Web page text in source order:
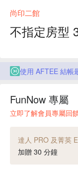
尚印二館
不指定房型
使用 AFTEE 結帳
FunNow 專屬
立即了解會員專屬回
達人 PRO 及菁英
加贈 30 分鐘